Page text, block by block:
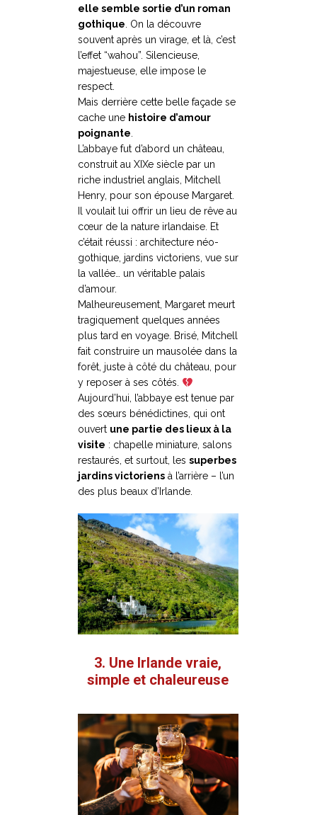
elle semble sortie d’un roman
gothique. On la découvre
souvent après un virage, et là, c’est
l’effet “wahou”. Silencieuse,
majestueuse, elle impose le
respect.
Mais derrière cette belle façade se
cache une histoire d’amour
poignante.
L’abbaye fut d’abord un château,
construit au XIXe siècle par un
riche industriel anglais, Mitchell
Henry, pour son épouse Margaret.
Il voulait lui offrir un lieu de rêve au
cœur de la nature irlandaise. Et
c’était réussi : architecture néo-
gothique, jardins victoriens, vue sur
la vallée… un véritable palais
d’amour.
Malheureusement, Margaret meurt
tragiquement quelques années
plus tard en voyage. Brisé, Mitchell
fait construire un mausolée dans la
forêt, juste à côté du château, pour
y reposer à ses côtés.
Aujourd’hui, l’abbaye est tenue par
des sœurs bénédictines, qui ont
ouvert une partie des lieux à la
visite : chapelle miniature, salons
restaurés, et surtout, les superbes
jardins victoriensà l’arrière – l’un
des plus beaux d’Irlande.
3. Une Irlande vraie,
simple et chaleureuse